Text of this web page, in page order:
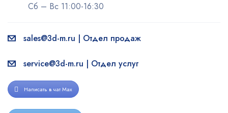
Сб – Вс 11:00-16:30
sales@3d-m.ru | Отдел продаж
service@3d-m.ru | Отдел услуг
Написать в чат Max